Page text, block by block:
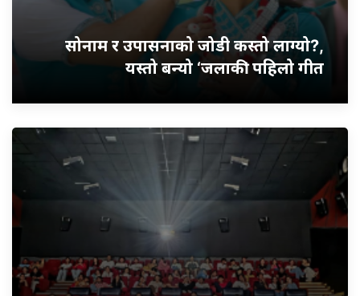
सोनाम र उपासनाको जोडी कस्तो लाग्यो?,
यस्तो बन्यो ‘जलाकी’ पहिलो गीत